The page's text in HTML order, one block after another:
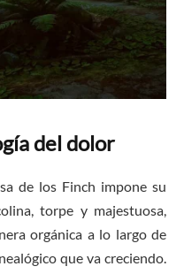
del dolor
de los Finch impone su
torpe y majestuosa,
orgánica a lo largo de
que va creciendo.